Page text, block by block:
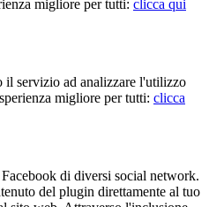
migliore per tutti: clicca qui
servizio ad analizzare l'utilizzo
migliore per tutti: clicca
di diversi social network.
del plugin direttamente al tuo